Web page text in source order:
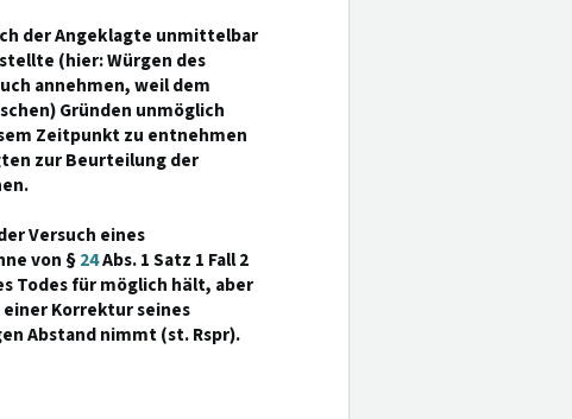
der Angeklagte unmittelbar
(hier: Würgen des
annehmen, weil dem
Gründen unmöglich
Zeitpunkt zu entnehmen
zur Beurteilung der
Versuch eines
von §24Abs. 1 Satz 1 Fall 2
Todes für möglich hält, aber
Korrektur seines
Abstand nimmt (st. Rspr).